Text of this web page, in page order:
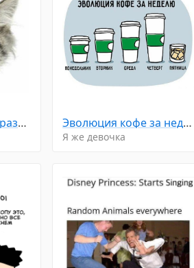
Услышала такую фразу: "Деньги любят тишину"... Затаилась... Жду... Эволюция кофе за неделю...
Я же девочка